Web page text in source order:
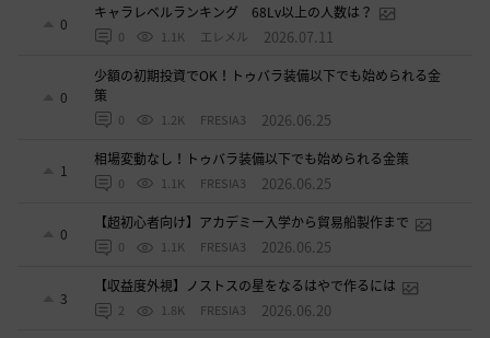
0
キャラレベルランキング 68Lv以上の人数は？
0 1.1K エレメル 2026.07.11
0
少額の初期投資でOK！トゥバラ装備以下でも始められる金
策
0 1.2K FRESIA3 2026.06.25
1
相場変動なし！トゥバラ装備以下でも始められる金策
0 1.1K FRESIA3 2026.06.25
0
【超初心者向け】アカデミー入学から貿易船製作まで
0 1.1K FRESIA3 2026.06.25
3
【収益度外視】ノストスの星をなるはやで作るには
2 1.8K FRESIA3 2026.06.20